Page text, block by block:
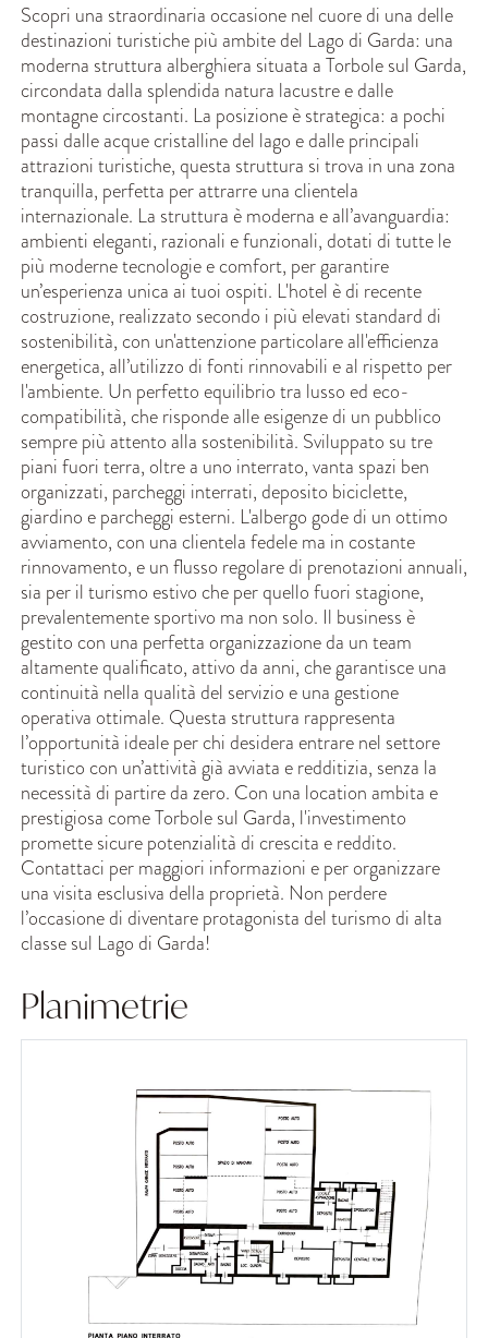
Scopri una straordinaria occasione nel cuore di una delle
destinazioni turistiche più ambite del Lago di Garda: una
moderna struttura alberghiera situata a Torbole sul Garda,
circondata dalla splendida natura lacustre e dalle
montagne circostanti. La posizione è strategica: a pochi
passi dalle acque cristalline del lago e dalle principali
attrazioni turistiche, questa struttura si trova in una zona
tranquilla, perfetta per attrarre una clientela
internazionale. La struttura è moderna e all’avanguardia:
ambienti eleganti, razionali e funzionali, dotati di tutte le
più moderne tecnologie e comfort, per garantire
un’esperienza unica ai tuoi ospiti. L'hotel è di recente
costruzione, realizzato secondo i più elevati standard di
sostenibilità, con un'attenzione particolare all'efficienza
energetica, all’utilizzo di fonti rinnovabili e al rispetto per
l'ambiente. Un perfetto equilibrio tra lusso ed eco-
compatibilità, che risponde alle esigenze di un pubblico
sempre più attento alla sostenibilità. Sviluppato su tre
piani fuori terra, oltre a uno interrato, vanta spazi ben
organizzati, parcheggi interrati, deposito biciclette,
giardino e parcheggi esterni. L'albergo gode di un ottimo
avviamento, con una clientela fedele ma in costante
rinnovamento, e un flusso regolare di prenotazioni annuali,
sia per il turismo estivo che per quello fuori stagione,
prevalentemente sportivo ma non solo. Il business è
gestito con una perfetta organizzazione da un team
altamente qualificato, attivo da anni, che garantisce una
continuità nella qualità del servizio e una gestione
operativa ottimale. Questa struttura rappresenta
l’opportunità ideale per chi desidera entrare nel settore
turistico con un’attività già avviata e redditizia, senza la
necessità di partire da zero. Con una location ambita e
prestigiosa come Torbole sul Garda, l'investimento
promette sicure potenzialità di crescita e reddito.
Contattaci per maggiori informazioni e per organizzare
una visita esclusiva della proprietà. Non perdere
l’occasione di diventare protagonista del turismo di alta
classe sul Lago di Garda!
Planimetrie